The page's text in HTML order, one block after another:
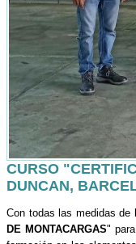
CURSO
DUNCAN,
Con todas las medidas de
DE MONTACARGAS"